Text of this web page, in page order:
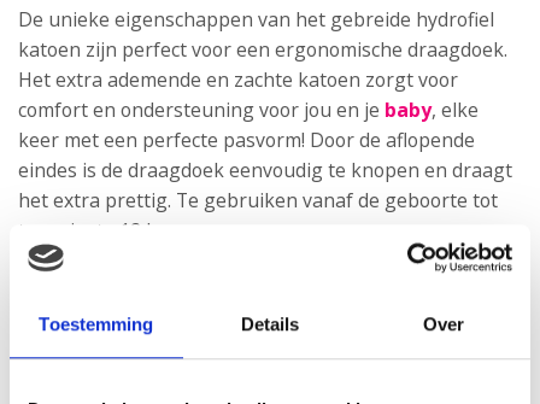
Toestemming Details Over
De unieke eigenschappen van het gebreide hydrofiel
katoen zijn perfect voor een ergonomische draagdoek.
Het extra ademende en zachte katoen zorgt voor
comfort en ondersteuning voor jou en je baby, elke
keer met een perfecte pasvorm! Door de aflopende
eindes is de draagdoek eenvoudig te knopen en draagt
het extra prettig. Te gebruiken vanaf de geboorte tot
ten minste 12 kg.